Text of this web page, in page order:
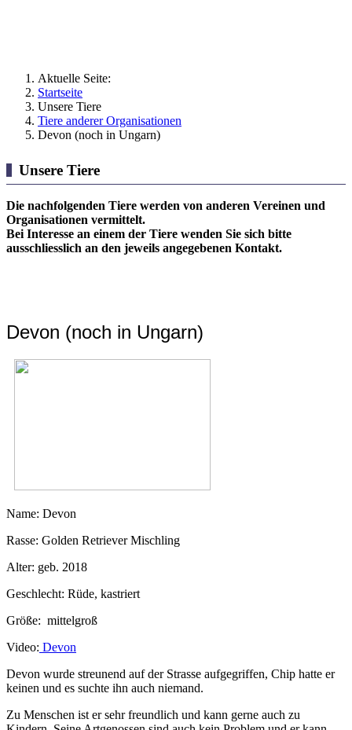
Aktuelle Seite:
Startseite
Unsere Tiere
Tiere anderer Organisationen
Devon (noch in Ungarn)
Unsere Tiere
Die nachfolgenden Tiere werden von anderen Vereinen und
Organisationen vermittelt.
Bei Interesse an einem der Tiere wenden Sie sich bitte
ausschliesslich an den jeweils angegebenen Kontakt.
Devon (noch in Ungarn)
Name: Devon
Rasse: Golden Retriever Mischling
Alter: geb. 2018
Geschlecht: Rüde, kastriert
Größe: mittelgroß
Video: Devon
Devon wurde streunend auf der Strasse aufgegriffen, Chip hatte er
keinen und es suchte ihn auch niemand.
Zu Menschen ist er sehr freundlich und kann gerne auch zu